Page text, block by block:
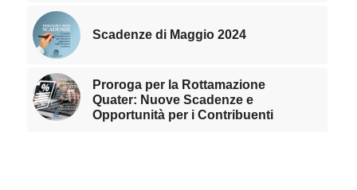
Scadenze di Maggio 2024
Proroga per la Rottamazione
Quater: Nuove Scadenze e
Opportunità per i Contribuenti